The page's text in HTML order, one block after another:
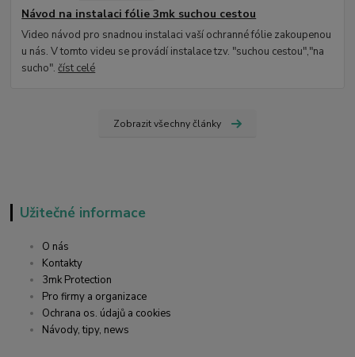
Návod na instalaci fólie 3mk suchou cestou
Video návod pro snadnou instalaci vaší ochranné fólie zakoupenou
u nás. V tomto videu se provádí instalace tzv. "suchou cestou","na
sucho".číst celé
Zobrazit všechny články
Užitečné informace
O nás
Kontakty
3mk Protection
Pro firmy a organizace
Ochrana os. údajů a cookies
Návody, tipy, news